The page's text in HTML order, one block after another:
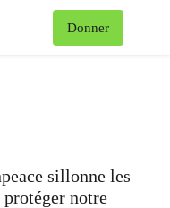
Donner
sillonne les
protéger notre